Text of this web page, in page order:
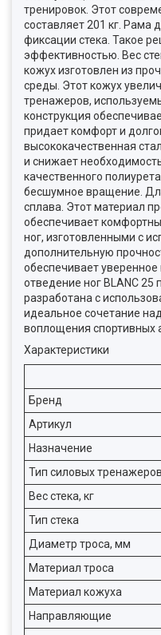
тренировок. Этот
составляет 201 кг. Рама
фиксации стека. Такое
эффективностью. Вес
кожух изготовлен из
среды. Этот кожух
тренажеров,
конструкция
придает комфорт и
высококачественная
и снижает
качественного
бесшумное вращение.
сплава. Этот материал
обеспечивает
ног, изготовленными с
дополнительную
обеспечивает
отведение ног BLANC
разработана с
идеальное сочетание
воплощения спортивных
Характеристики
Бренд
Артикул
Назначение
Тип силовых тренажеров
Вес стека, кг
Тип стека
Диаметр троса, мм
Материал троса
Материал кожуха
Направляющие